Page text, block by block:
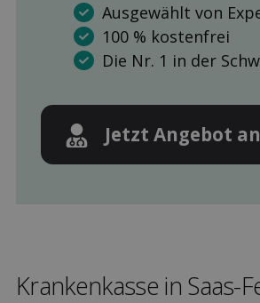
Ausgewählt von
100 % kostenfrei
Die Nr. 1 in der
Jetzt Angebot
Kranken­kasse in Saas-